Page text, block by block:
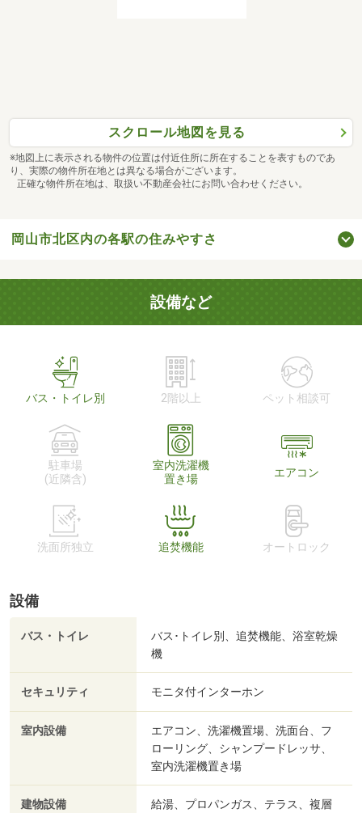
スクロール地図を見る
※地図上に表示される物件の位置は付近住所に所在することを表すものであ
り、実際の物件所在地とは異なる場合がございます。
正確な物件所在地は、取扱い不動産会社にお問い合わせください。
岡山市北区内の各駅の住みやすさ
設備など
バス・トイレ別 2階以上 ペット相談可
駐車場
(近隣含)
室内洗濯機
置き場
エアコン
洗面所独立 追焚機能 オートロック
設備
バス・トイレ
バス･トイレ別、追焚機能、浴室乾燥
機
セキュリティ モニタ付インターホン
室内設備
エアコン、洗濯機置場、洗面台、フ
ローリング、シャンプードレッサ、
室内洗濯機置き場
建物設備
給湯、プロパンガス、テラス、複層